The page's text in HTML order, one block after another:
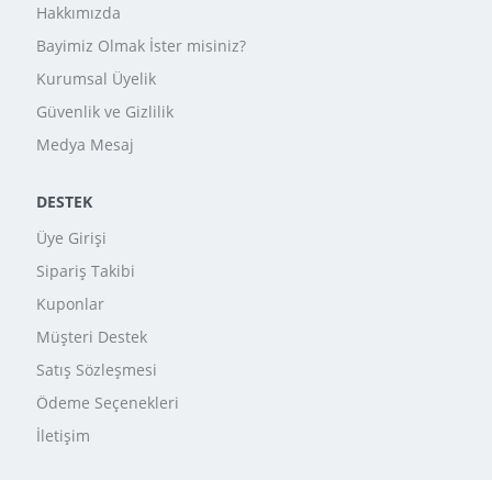
Hakkımızda
Bayimiz Olmak İster misiniz?
Kurumsal Üyelik
Güvenlik ve Gizlilik
Medya Mesaj
DESTEK
Üye Girişi
Sipariş Takibi
Kuponlar
Müşteri Destek
Satış Sözleşmesi
Ödeme Seçenekleri
İletişim